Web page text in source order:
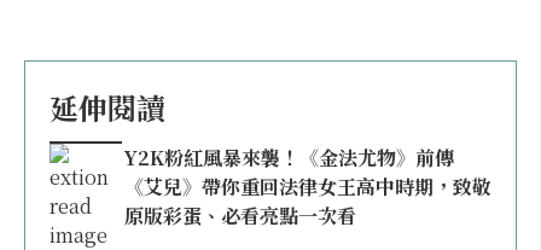
延伸閱讀
Y2K粉紅風暴來襲！《金法尤物》前傳
《艾兒》帶你重回法律女王高中時期，致敬
原版彩蛋、必看亮點一次看